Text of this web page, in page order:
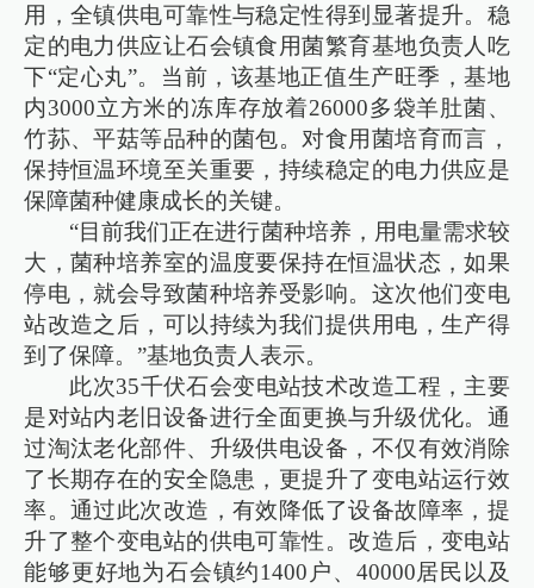
用，全镇供电可靠性与稳定性得到显著提升。稳
定的电力供应让石会镇食用菌繁育基地负责人吃
下“定心丸”。当前，该基地正值生产旺季，基地
内3000立方米的冻库存放着26000多袋羊肚菌、
竹荪、平菇等品种的菌包。对食用菌培育而言，
保持恒温环境至关重要，持续稳定的电力供应是
保障菌种健康成长的关键。
“目前我们正在进行菌种培养，用电量需求较
大，菌种培养室的温度要保持在恒温状态，如果
停电，就会导致菌种培养受影响。这次他们变电
站改造之后，可以持续为我们提供用电，生产得
到了保障。”基地负责人表示。
此次35千伏石会变电站技术改造工程，主要
是对站内老旧设备进行全面更换与升级优化。通
过淘汰老化部件、升级供电设备，不仅有效消除
了长期存在的安全隐患，更提升了变电站运行效
率。通过此次改造，有效降低了设备故障率，提
升了整个变电站的供电可靠性。改造后，变电站
能够更好地为石会镇约1400户、40000居民以及